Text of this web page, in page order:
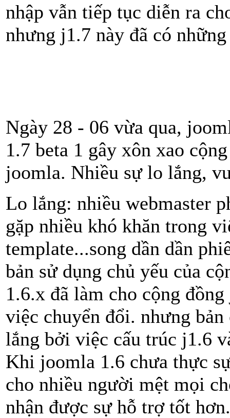
nhập vẫn tiếp tục diễn ra
nhưng j1.7 này đã có
Ngày 28 - 06 vừa qua,
1.7 beta 1 gây xôn xao
joomla. Nhiều sự lo lắng,
Lo lắng: nhiều webmaster
gặp nhiều khó khăn trong
template...song dần dần
bản sử dụng chủ yếu của
1.6.x đã làm cho cộng
việc chuyển đổi. nhưng
lắng bởi việc cấu trúc j1.6
Khi joomla 1.6 chưa thực
cho nhiều người mệt mọi
nhận được sự hỗ trợ tốt hơn.